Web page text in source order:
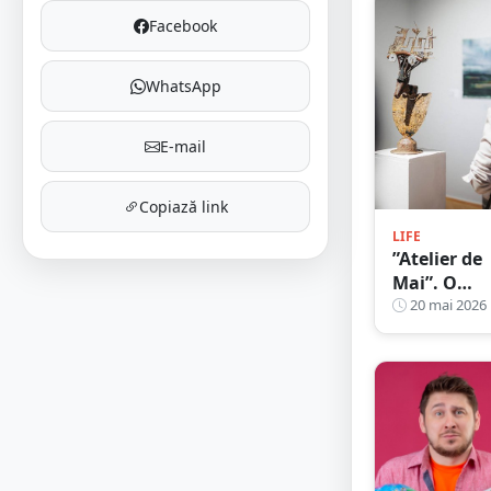
Facebook
WhatsApp
E-mail
Copiază link
LIFE
”Atelier de
Mai”. O
expoziție
altfel la
Mare: 9
artiști, un
singur
spațiu și
multă
20 mai 2026